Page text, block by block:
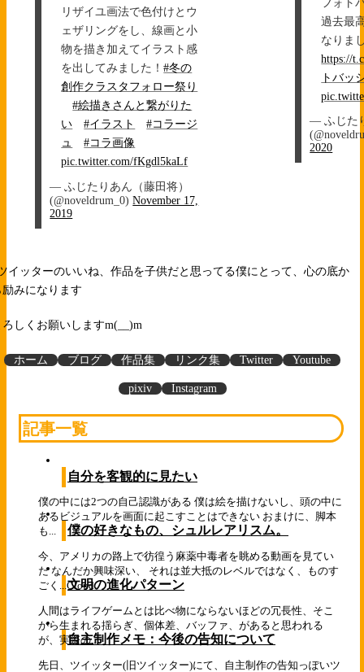
リザイユ画法で色付けとウ
ェザリングをし、線画と小
物を描き加えてイラスト感
を出してみました！#冬の
創作クラスタフォロー祭り
#絵描きさんと繋がりた
い
#イラスト
#コラージ
ュ
#コラ画像
pic.twitter.com/fKgdl5kaLf
— ふじたりあん（藤田将）
(@noveldrum_0)November 17,
2019
フォト
過去最
なりま
https://
トバッ
— ふじた
2020
イッターのいいね、作品を子供だと思ってる僕にとって、心の底か
励みになります
ろしくお願いしますm(__)m
ホーム ブログ 作品集 リンク集 Twitter Youtube
pixiv Instagram
記事一覧
自分を客観的に見たい
僕の中には2つの自己認識がある 僕は絵を描けないし、頭の中に
あるビジュアルを画面に起こすことはできない おまけに、脚本
も...
僕の好きなもの、シュルレアリスム。
今、アメリカの路上で彷徨う麻薬中毒者を眺める動画を見てい
た なんだか興味深い、 それは並大抵のレベルではなく、ものす
ごく... Cloud
文明の進化パターン
人間はライフゲームとは比べ物にならないほどの冗長性、そこ
から生まれる揺らぎ、個体差、バッファ、があると思われる
が、実際の...自主制作メモ：今後の告知について
先日、ツイッター(旧ツイッター)にて、自主制作の告知っぽいツ